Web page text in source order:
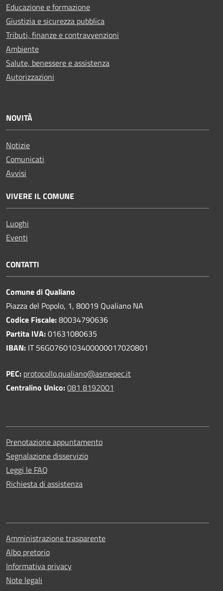
Educazione e formazione
Giustizia e sicurezza pubblica
Tributi, finanze e contravvenzioni
Ambiente
Salute, benessere e assistenza
Autorizzazioni
NOVITÀ
Notizie
Comunicati
Avvisi
VIVERE IL COMUNE
Luoghi
Eventi
CONTATTI
Comune di Qualiano
Piazza del Popolo, 1, 80019 Qualiano NA
Codice Fiscale:80034790636
Partita IVA:01631080635
IBAN: IT 56G0760103400000017020801
PEC: protocollo.qualiano@asmepec.it
Centralino Unico:081 8192001
Prenotazione appuntamento
Segnalazione disservizio
Leggi le FAQ
Richiesta di assistenza
Amministrazione trasparente
Albo pretorio
Informativa privacy
Note legali